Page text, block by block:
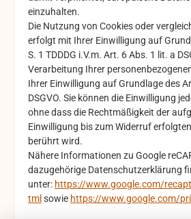
einzuhalten.
Die Nutzung von Cookies oder
erfolgt mit Ihrer Einwilligung auf
S. 1 TDDDG i.V.m. Art. 6 Abs. 1 lit. a
Verarbeitung Ihrer
Ihrer Einwilligung auf Grundlage des
DSGVO. Sie können die Einwilligung
ohne dass die Rechtmäßigkeit der
Einwilligung bis zum Widerruf
berührt wird.
Nähere Informationen zu Google reC
dazugehörige Datenschutzerklärung
unter: https://www.google.com/
tmlsowie https://www.google.com/